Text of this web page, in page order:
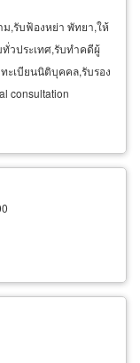
ม,รับฟ้องหย่า พัทยา,ให้
วประเทศ,รับทำคดีผู้
เบียนนิติบุคคล,รับรอง
consultation